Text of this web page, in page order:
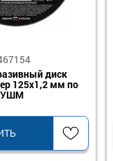
диск
125х1,2 мм по
УШМ